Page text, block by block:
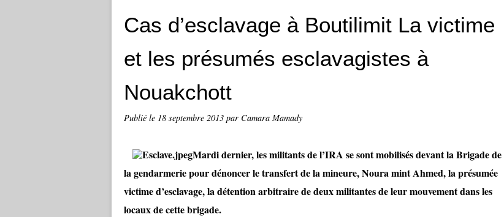
Cas d’esclavage à Boutilimit La victime
et les présumés esclavagistes à
Nouakchott
Publié le 18 septembre 2013 par Camara Mamady
Mardi dernier, les militants de l’IRA se sont mobilisés devant la Brigade de
la gendarmerie pour dénoncer le transfert de la mineure, Noura mint Ahmed, la présumée
victime d’esclavage, la détention arbitraire de deux militantes de leur mouvement dans les
locaux de cette brigade.